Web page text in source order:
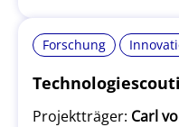
Forschung
Projektträger: Carl